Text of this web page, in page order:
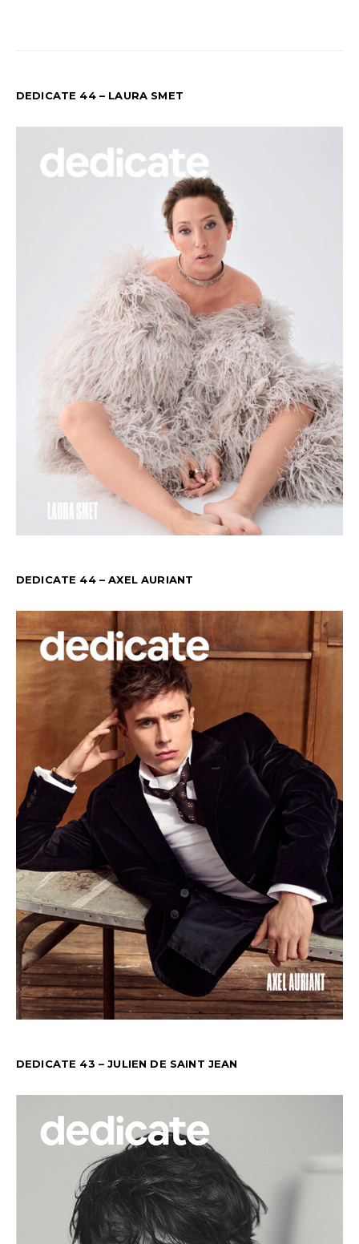
DEDICATE 44 – LAURA SMET
DEDICATE 44 – AXEL AURIANT
DEDICATE 43 – JULIEN DE SAINT JEAN